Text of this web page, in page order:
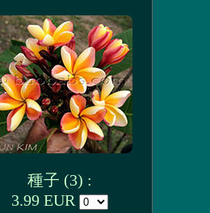
種子 (3) :
3.99 EUR